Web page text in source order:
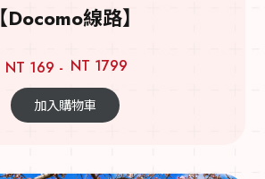
【Docomo線路】
NT 169 - NT 1799
加入購物車